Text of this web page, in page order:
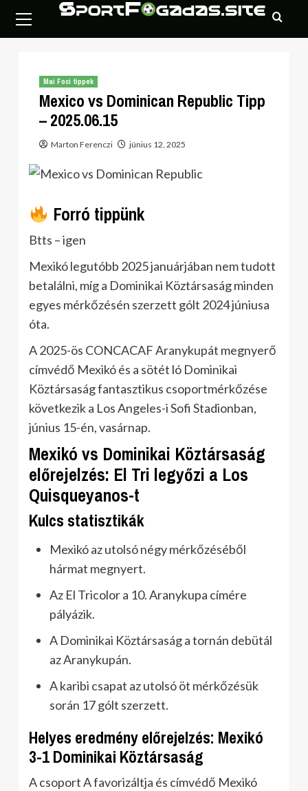
content
Menu
Mai Foci tippek
Mexico vs Dominican Republic Tipp
– 2025.06.15
Marton Ferenczi június 12, 2025
Forró tippünk
Btts – igen
Mexikó legutóbb 2025 januárjában nem tudott
betalálni, míg a Dominikai Köztársaság minden
egyes mérkőzésén szerzett gólt 2024 júniusa
óta.
A 2025-ös CONCACAF Aranykupát megnyerő
címvédő Mexikó és a sötét ló Dominikai
Köztársaság fantasztikus csoportmérkőzése
következik a Los Angeles-i Sofi Stadionban,
június 15-én, vasárnap.
Mexikó vs Dominikai Köztársaság
előrejelzés: El Tri legyőzi a Los
Quisqueyanos-t
Kulcs statisztikák
Mexikó az utolsó négy mérkőzéséből
hármat megnyert.
Az El Tricolor a 10. Aranykupa címére
pályázik.
A Dominikai Köztársaság a tornán debütál
az Aranykupán.
A karibi csapat az utolsó öt mérkőzésük
során 17 gólt szerzett.
Helyes eredmény előrejelzés: Mexikó
3-1 Dominikai Köztársaság
A csoport A favorizáltja és címvédő Mexikó